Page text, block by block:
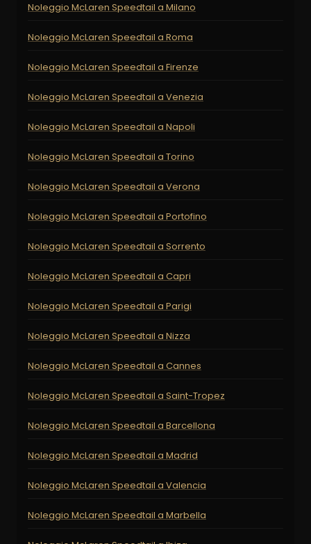
Noleggio McLaren Speedtail a Milano
Noleggio McLaren Speedtail a Roma
Noleggio McLaren Speedtail a Firenze
Noleggio McLaren Speedtail a Venezia
Noleggio McLaren Speedtail a Napoli
Noleggio McLaren Speedtail a Torino
Noleggio McLaren Speedtail a Verona
Noleggio McLaren Speedtail a Portofino
Noleggio McLaren Speedtail a Sorrento
Noleggio McLaren Speedtail a Capri
Noleggio McLaren Speedtail a Parigi
Noleggio McLaren Speedtail a Nizza
Noleggio McLaren Speedtail a Cannes
Noleggio McLaren Speedtail a Saint-Tropez
Noleggio McLaren Speedtail a Barcellona
Noleggio McLaren Speedtail a Madrid
Noleggio McLaren Speedtail a Valencia
Noleggio McLaren Speedtail a Marbella